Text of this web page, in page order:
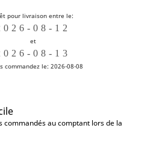
pour livraison entre le:
et
commandez le: 2026-08-08
commandés au comptant lors de la